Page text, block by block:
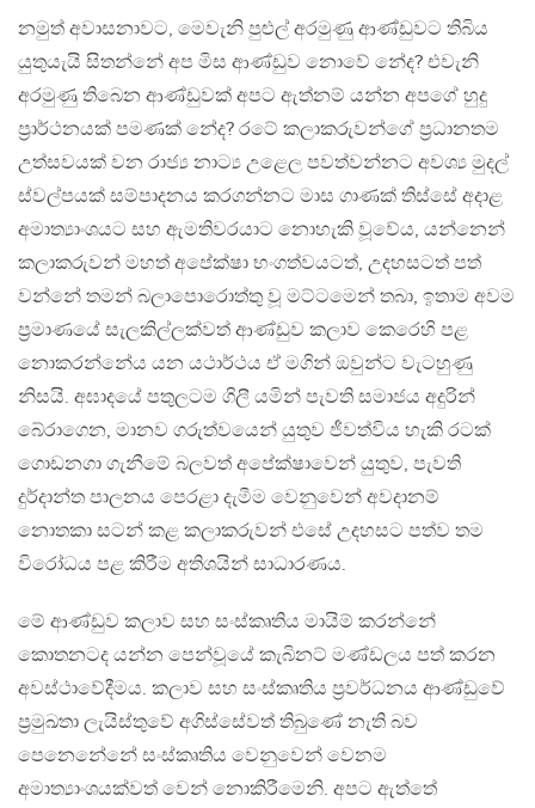
නමුත් අවාසනාවට, මෙවැනි පුළුල් අරමුණු ආණ්ඩුවට තිබිය
යුතුයැයි සිතන්නේ අප මිස ආණ්ඩුව නොවේ නේද? එවැනි
අරමුණු තිබෙන ආණ්ඩුවක් අපට ඇත්නම් යන්න අපගේ හුදු
ප්‍රාර්ථනයක් පමණක් නේද? රටේ කලාකරුවන්ගේ ප්‍රධානතම
උත්සවයක් වන රාජ්‍ය නාට්‍ය උළෙල පවත්වන්නට අවශ්‍ය මුදල්
ස්වල්පයක් සම්පාදනය කරගන්නට මාස ගාණක් තිස්සේ අදාළ
අමාත්‍යාංශයට සහ ඇමතිවරයාට නොහැකි වූවේය, යන්නෙන්
කලාකරුවන් මහත් අපේක්ෂා භංගත්වයටත්, උදහසටත් පත්
වන්නේ තමන් බලාපොරොත්තු වූ මට්ටමෙන් තබා, ඉතාම අවම
ප්‍රමාණයේ සැලකිල්ලක්වත් ආණ්ඩුව කලාව කෙරෙහි පළ
නොකරන්නේය යන යථාර්ථය ඒ මගින් ඔවුන්ට වැටහුණු
නිසයි. අඝාදයේ පතුලටම ගිලී යමින් පැවති සමාජය අදුරින්
බේරාගෙන, මානව ගරුත්වයෙන් යුතුව ජීවත්විය හැකි රටක්
ගොඩනගා ගැනීමේ බලවත් අපේක්ෂාවෙන් යුතුව, පැවති
දුර්දාන්ත පාලනය පෙරළා දැමීම වෙනුවෙන් අවදානම්
නොතකා සටන් කළ කලාකරුවන් එසේ උදහසට පත්ව තම
විරෝධය පළ කිරීම අතිශයින් සාධාරණය.
මේ ආණ්ඩුව කලාව සහ සංස්කෘතිය මායිම් කරන්නේ
කොතනටද යන්න පෙන්වූයේ කැබිනට් මණ්ඩලය පත් කරන
අවස්ථාවේදීමය. කලාව සහ සංස්කෘතිය ප්‍රවර්ධනය ආණ්ඩුවේ
ප්‍රමුඛතා ලැයිස්තුවේ අගිස්සේවත් තිබුණේ නැති බව
පෙනෙනේනේ සංස්කෘතිය වෙනුවෙන් වෙනම
අමාත්‍යාංශයක්වත් වෙන් නොකිරීමෙනි. අපට ඇත්තේ